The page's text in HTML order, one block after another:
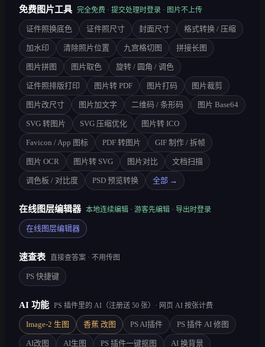
免费图片工具 完全免费 · 提交处理时登录 · 图片不上传
证件照换底色 证件照尺寸 封面尺寸 格式转换 / 压缩
加水印 清除照片位置 九宫格切图 拼接长图
图片拼图 图片取色 旋转 / 圆角 / 调色
证件照排版打印 图片转 PDF 图片打码 图片裁剪
图片改尺寸 图片加文字 二维码 / 条形码 图片 Base64
SVG 转图片 SVG 压缩优化 图片转 ICO
Favicon / App 图标 PDF 转图片 GIF 制作 / 拆帧
图片 OCR 图片转 SVG 图片对比 文档扫描
调色板 / 对比度 PSD 预览转换 全部 →
在线图层编辑器 本地连续编辑 · 游客先编辑 · 导出时登录
在线图层编辑器
速查表 直接查答案 · 不用传图
PS 快捷键
AI 功能 PS 插件里的 AI（注册送 50 张）· 网页 AI 按张计费
Image-2 生图 香蕉 改图 PS AI插件 PS 插件 AI 修图
AI改图 AI生图 PS 插件一键抠图 AI 换背景